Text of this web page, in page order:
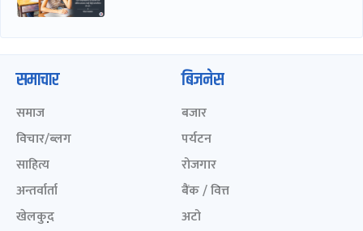
समाचार
समाज
विचार/ब्लग
साहित्य
अन्तर्वार्ता
खेलकुद़़
बिजनेस
बजार
पर्यटन
रोजगार
बैंक / वित्त
अटो